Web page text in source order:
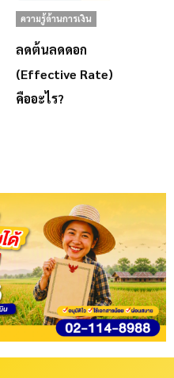
ความรู้ด้านการเงิน
ลดต้นลดดอก
(Effective Rate)
คืออะไร?